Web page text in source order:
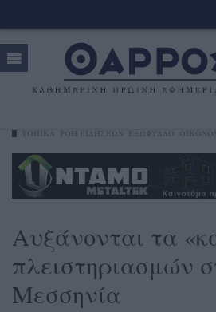
Αυξάνονται τα
πλειστηριασμών
Μεσσηνία